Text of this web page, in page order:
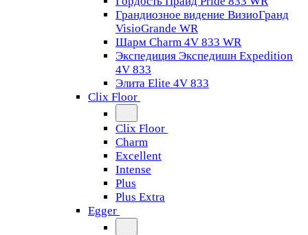
Грандиозное видение ВизиоГранд
VisioGrande WR
Шарм Charm 4V 833 WR
Экспедиция Экспедишн Expedition
4V 833
Элита Elite 4V 833
Clix Floor
Clix Floor
Charm
Excellent
Intense
Plus
Plus Extra
Egger